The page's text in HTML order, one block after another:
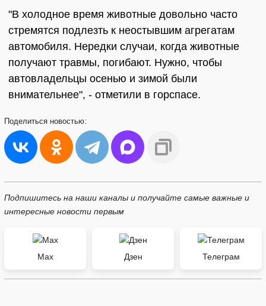
"В холодное время животные довольно часто
стремятся подлезть к неостывшим агрегатам
автомобиля. Нередки случаи, когда животные
получают травмы, погибают. Нужно, чтобы
автовладельцы осенью и зимой были
внимательнее", - отметили в горспасе.
Поделиться новостью:
Подпишитесь на наши каналы и получайте самые важные и
интересные новости первым
Max Дзен Телеграм